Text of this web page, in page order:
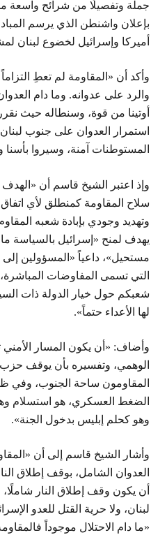
جملة وتفصيلًا من شرائح واسعة
بإعلان واشنطن الذي يرسم
أميركا وإسرائيل لخضوع لبنان
وأكد أن «المقاومة لم تعطِ
والرد على عدوانه. وما دام
أوتينا من قوة، وسنطاله حيث
استمرار العدوان على جنوب
المستوطنات آمنة، وسيروا بأسنا
وإذ اعتبر الشيخ قاسم أن
سلاح المقاومة كمنطلق لأي
وتهديد وجودي بإبادة شعبه
يهدف لمنح «إسرائيل بالسياسة ما
مستحيل»، داعياً «المسؤولين إلى
التي تسمى المفاوضات
شعبكم حول خيار الدولة ذات
لها الأعداء حتماً».
وأضاف: «أن يكون المسار
الوهمي، وتفسيره بأن يوقف حزب
المقاومون ساحة الجنوب، وفي
الضغط العسكري، هو استسلام
وهو كحلم إبليس بدخول الجنة».
وأشار الشيخ قاسم إلى أن
العدوان الشامل، بوقف إطلاق
أن يكون وقف إطلاق النار
لبنان، ولا حرية القتل للعدو
«ما دام الاحتلال موجوداً